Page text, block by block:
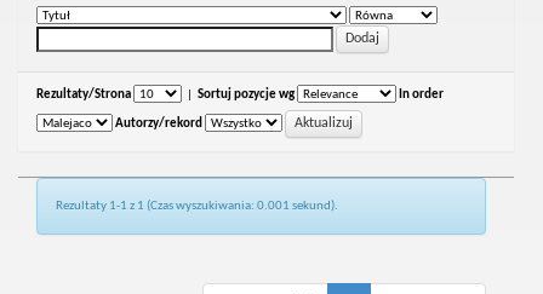
Rezultaty/Strona Sortuj pozycje wg In order
Autorzy/rekord
Rezultaty 1-1 z 1 (Czas wyszukiwania: 0.001 sekund).